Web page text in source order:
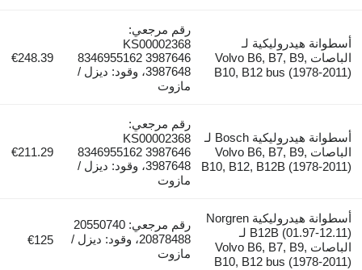
هيدروليكية لـ
الباصات Volvo B6, B7, B9,
B10, B12 bus (1978-
رقم مرجعي:
KS00002368
8346955162 3987646
3987648، وقود: ديزل /
مازوت
€248.39
أسطوانة هيدروليكية Bosch لـ
الباصات Volvo B6, B7, B9,
B10, B12, B12B (1978-
رقم مرجعي:
KS00002368
8346955162 3987646
3987648، وقود: ديزل /
مازوت
€211.29
أسطوانة هيدروليكية Norgren
B12B (01.97-12.11) لـ
الباصات Volvo B6, B7, B9,
B10, B12 bus (1978-
رقم مرجعي: 20550740
20878488، وقود: ديزل /
مازوت
€125